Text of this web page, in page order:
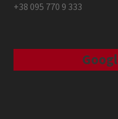
+38 095 770 9 333